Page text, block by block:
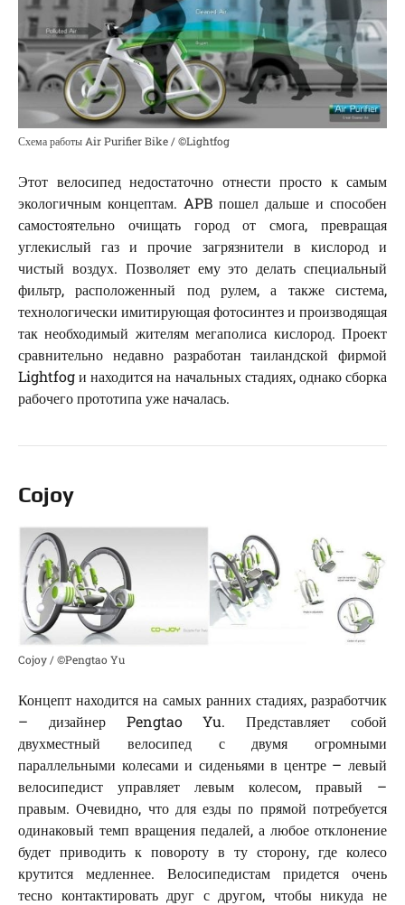
Схема работы Air Purifier Bike / ©Lightfog
Этот велосипед недостаточно отнести просто к самым
экологичным концептам. APB пошел дальше и способен
самостоятельно очищать город от смога, превращая
углекислый газ и прочие загрязнители в кислород и
чистый воздух. Позволяет ему это делать специальный
фильтр, расположенный под рулем, а также система,
технологически имитирующая фотосинтез и производящая
так необходимый жителям мегаполиса кислород. Проект
сравнительно недавно разработан таиландской фирмой
Lightfog и находится на начальных стадиях, однако сборка
рабочего прототипа уже началась.
Cojoy
Cojoy / ©Pengtao Yu
Концепт находится на самых ранних стадиях, разработчик
– дизайнер Pengtao Yu. Представляет собой
двухместный велосипед с двумя огромными
параллельными колесами и сиденьями в центре – левый
велосипедист управляет левым колесом, правый –
правым. Очевидно, что для езды по прямой потребуется
одинаковый темп вращения педалей, а любое отклонение
будет приводить к повороту в ту сторону, где колесо
крутится медленнее. Велосипедистам придется очень
тесно контактировать друг с другом, чтобы никуда не